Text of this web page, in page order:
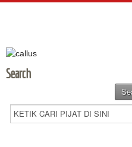
Search